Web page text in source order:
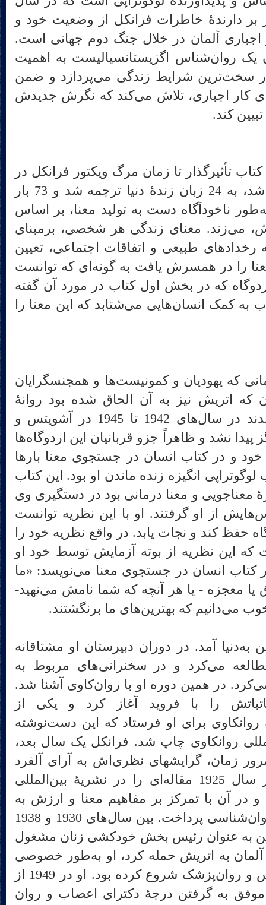
بر دارندهٔ خاطرات فرانکل از وضعیت خود و
اجباری آلمان در خلال جنگ دوم جهانی است.
یک روان‌شناس اگزیستانسیالیست به اهمیت
سخت‌ترین شرایط زندگی می‌پردازد و ضمن
کار اجباری، تلاش می‌کند که نگرش جدیدش
کند.
این کتاب تأثیرگذار تا زمان مرگ ویکتور فرانکل در
سال 1997 در آمریکا فروخته شد، به 24 زبان زندهٔ دنیا ترجمه شد و 73 بار
ناخودآگاه دست به تولید معنا، بر اساس
می‌زند. معنای زندگی هر شخصی، برمبنای
طبیعی و اتفاقات اجتماعی، تعیین
را در همسرش یافت به گونه‌ای که توانست
که در بخش اول کتاب در مورد آن گفته
به کمک انسان‌هایی می‌شتابد که این معنا را
که یهودیان و کمونیست‌ها و همجنسگرایان
اتریش نیز به آن الحاق شده بود روانهٔ
ارودگاه‌های کار اجباری می‌شدند در سال‌های 1942 تا 1945 در آشویتس و
پیدا نشد و ظاهراً جزو قربانیان این اردوگاه‌ها
و در کتاب انسان در جستجوی معنا بارها
انگیزه زنده ماندن او بود. این کتاب
معناجویی و معنا درمانی بود در دستگیری وی
از او گرفتند. او با این نظریه توانست
حفظ کند و نجات یابد. در واقع نظریه خود را
که این نظریه از بوته آزمایش توسط خود او
انسان در جستجوی معنا می‌نویسد: «ما
معجزه - یا هر آنچه که شما نامش می‌نهید-
خوب می‌دانیم که بهترین‌های ما برنگشتند.
در 1905 در وین به‌دنیا آمد. در دوران دبیرستان او مشتاقانه
می‌کرد و در سخنرانی‌های مربوط به
در همین دوره او با روان‌کاوی آشنا شد.
مکاتباتش را با فروید آغاز کرد و یکی از
برای او فرستاد که این دست‌نوشته
روانکاوی چاپ شد. فرانکل یک سال بعد،
زمان، گرایشهای نظری‌اش به آرای آلفرد
آدلر نزدیک‌تر شده بود. او در سال 1925 مقاله‌ای را در نشریهٔ بین‌المللی
در آن با تمرکز بر مفاهیم معنا و ارزش به
بررسی تفاوت‌های فلسفه و روان‌شناسی پرداخت. بین سال‌های 1930 و 1938
به عنوان رئیس بخش خودکشی زنان مشغول
شد و در سال 1938 که آلمان به اتریش حمله کرد، او به‌طور خصوصی
کارش را به عنوان عصب‌شناس و روان‌پزشک شروع کرده بود. او در 1949 از
موفق به گرفتن درجهٔ دکترای اعصاب و روان